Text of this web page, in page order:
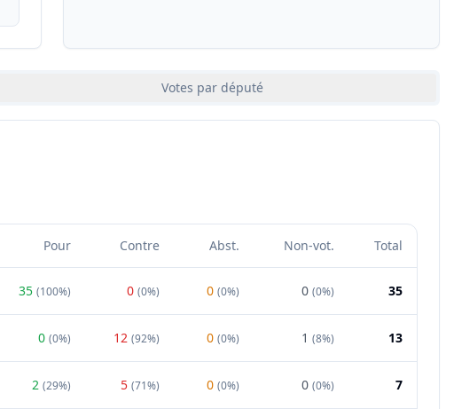
Votes par député
Pour Contre Abst. Non-vot. Total
35 (100%) 0 (0%) 0 (0%) 0 (0%) 35
0 (0%) 12 (92%) 0 (0%) 1 (8%) 13
2 (29%) 5 (71%) 0 (0%) 0 (0%) 7